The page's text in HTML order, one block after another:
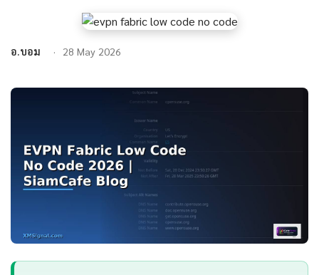
อ.บอม 28 May 2026